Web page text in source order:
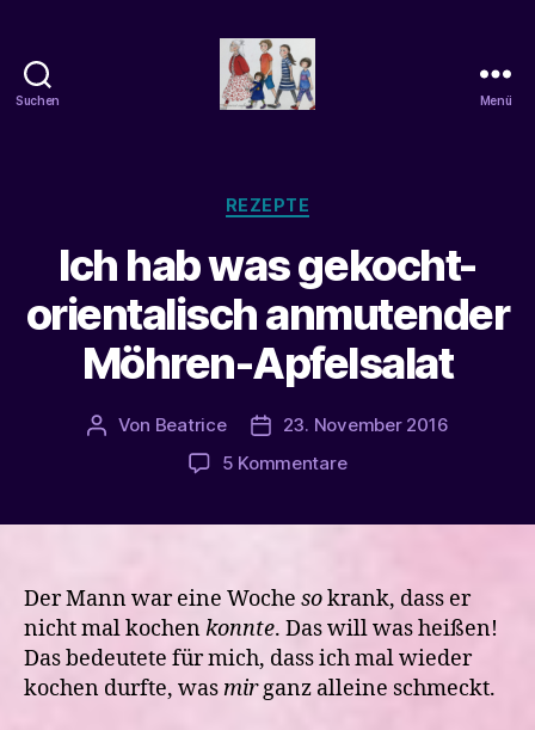
Suchen Menü
Kategorien
REZEPTE
Ich hab was gekocht-
orientalisch anmutender
Möhren-Apfelsalat
Beitragsautor
Von Beatrice Veröffentlichungsdatum
23. November 2016
5 Kommentarezu
orientalisch
anmutender
Möhren-
Apfelsalat
Der Mann war eine Woche sokrank, dass er
nicht mal kochen konnte. Das will was heißen!
Das bedeutete für mich, dass ich mal wieder
kochen durfte, wasmirganz alleine schmeckt.